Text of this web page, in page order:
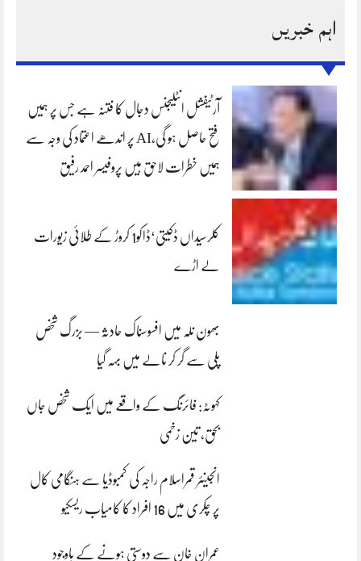
اہم خبریں
آرٹیفشل انٹلیجنس دجال کا فتنہ ہے جس پر ہمیں
فتح حاصل ہو گی،AI پر اندھے اعتماد کی وجہ سے
ہمیں خطرات لاحق ہیں پروفیسر احمد رفیق
کلرسیداں ڈکیتی‘ڈاکو1 کروڑ کے طلائی زیورات
لے اڑے
بھون نلہ میں افسوسناک حادثہ — بزرگ شخص
پلی سے گر کر نالے میں بہہ گیا
کہوٹہ: فائرنگ کے واقعے میں ایک شخص جاں
بحق، تین زخمی
انجینئر قمراسلام راجہ کی کمبوڈیا سے ہنگامی کال
پر چکری میں 16 افراد کا کامیاب ریسکیو
عمران خان سے دوستی ہونے کے باوجود